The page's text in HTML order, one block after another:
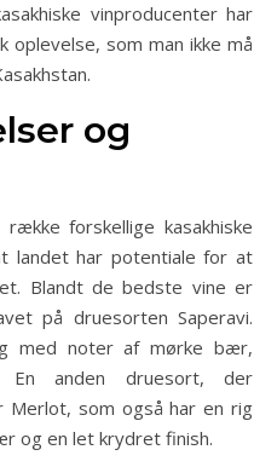
vinproducenter har
oplevelse, som man ikke må
og
forskellige kasakhiske
landet har potentiale for at
Blandt de bedste vine er
på druesorten Saperavi.
med noter af mørke bær,
En anden druesort, der
Merlot, som også har en rig
og en let krydret finish.